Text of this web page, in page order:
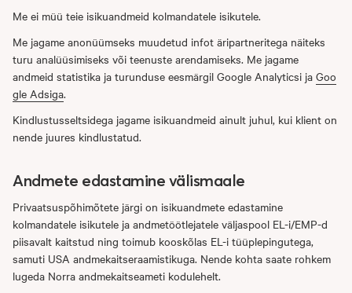
Me ei müü teie isikuandmeid kolmandatele isikutele.
Me jagame anonüümseks muudetud infot äripartneritega näiteks
turu analüüsimiseks või teenuste arendamiseks. Me jagame
andmeid statistika ja turunduse eesmärgil Google Analyticsi ja Goo
gle Adsiga.
Kindlustusseltsidega jagame isikuandmeid ainult juhul, kui klient on
nende juures kindlustatud.
Andmete edastamine välismaale
Privaatsuspõhimõtete järgi on isikuandmete edastamine
kolmandatele isikutele ja andmetöötlejatele väljaspool EL-i/EMP-d
piisavalt kaitstud ning toimub kooskõlas EL-i tüüplepingutega,
samuti USA andmekaitseraamistikuga. Nende kohta saate rohkem
lugeda Norra andmekaitseameti kodulehelt.